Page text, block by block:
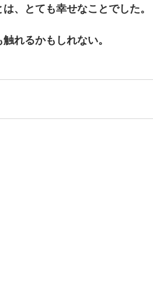
、とても幸せなことでした。
れるかもしれない。